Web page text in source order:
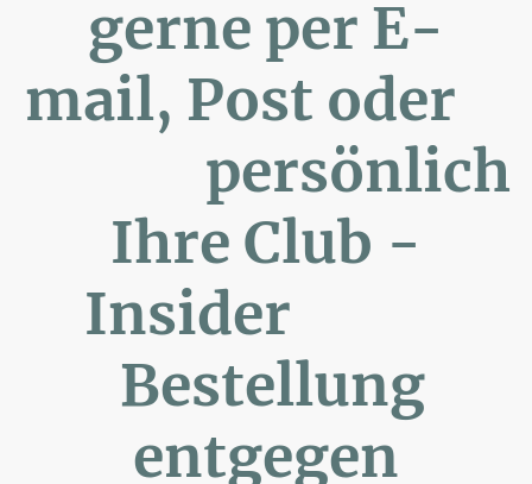
gerne per E-
mail, Post oder
persönlich
Ihre Club -
Insider
Bestellung
entgegen